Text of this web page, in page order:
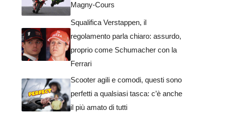
Magny-Cours
Squalifica Verstappen, il
regolamento parla chiaro: assurdo,
proprio come Schumacher con la
Ferrari
Scooter agili e comodi, questi sono
perfetti a qualsiasi tasca: c’è anche
il più amato di tutti